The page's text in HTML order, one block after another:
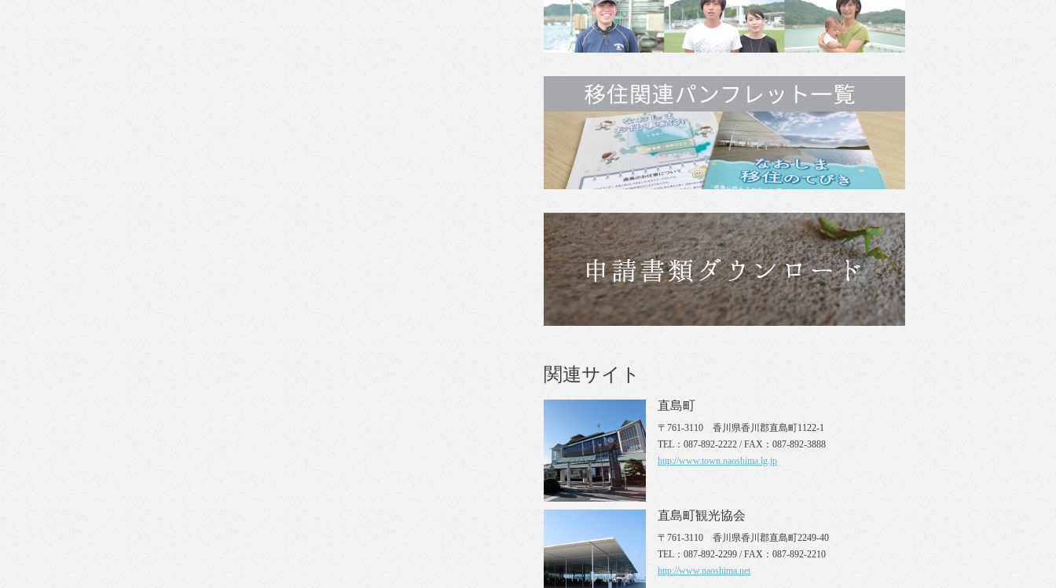
関連サイト
直島町
〒761-3110 香川県香川郡直島町1122-1
TEL：087-892-2222 / FAX：087-892-3888
http://www.town.naoshima.lg.jp
直島町観光協会
〒761-3110 香川県香川郡直島町2249-40
TEL：087-892-2299 / FAX：087-892-2210
http://www.naoshima.net